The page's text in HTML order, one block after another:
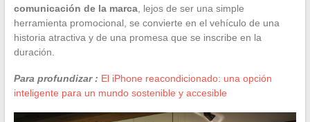
comunicación de la marca, lejos de ser una simple
herramienta promocional, se convierte en el vehículo de una
historia atractiva y de una promesa que se inscribe en la
duración.
Para profundizar : El iPhone reacondicionado: una opción
inteligente para un mundo sostenible y accesible